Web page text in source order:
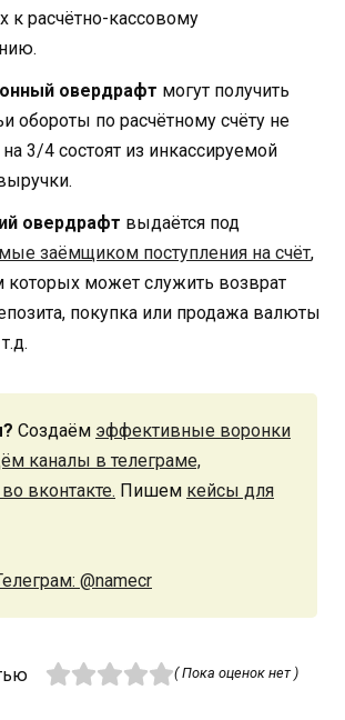
к расчётно-кассовому
овердрафт могут получить
обороты по расчётному счёту не
3/4 состоят из инкассируемой
овердрафт выдаётся под
заёмщиком поступления на счёт,
которых может служить возврат
покупка или продажа валюты
Создаём эффективные воронки
каналы в телеграме,
вконтакте. Пишем кейсы для
@namecr
( Пока оценок нет )